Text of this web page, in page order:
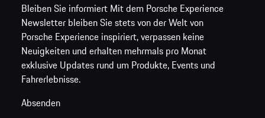
Bleiben Sie informiert Mit dem Porsche Experience
Newsletter bleiben Sie stets von der Welt von
Porsche Experience inspiriert, verpassen keine
Neuigkeiten und erhalten mehrmals pro Monat
exklusive Updates rund um Produkte, Events und
Fahrerlebnisse.
Absenden